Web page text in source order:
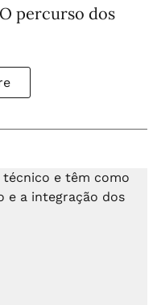
O percurso dos